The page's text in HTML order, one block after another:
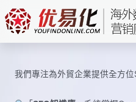
Skip
to
content
我們專注為外貿企業提供全方位